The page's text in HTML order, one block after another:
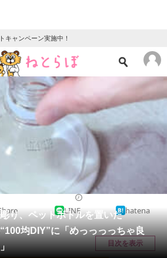
キャンペーン実施中！
ニュース
クイズ
地域
り、ペットボトルを置いた
均DIY”に「めっっっっちゃ良
LINE hatena
目次を表示